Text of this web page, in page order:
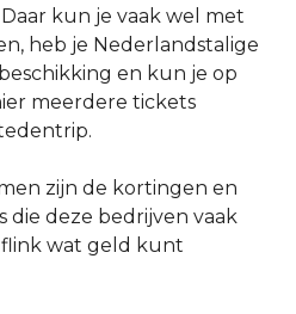
kun je vaak wel met
heb je Nederlandstalige
en kun je op
meerdere tickets
zijn de kortingen en
die deze bedrijven vaak
flink wat geld kunt